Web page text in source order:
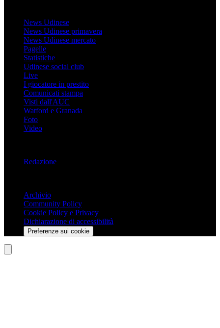
News Udinese
News Udinese primavera
News Udinese mercato
Pagelle
Statistiche
Udinese social club
Live
I giocatore in prestito
Comunicati stampa
Visti dall'AUC
Watford e Granada
Foto
Video
Redazione
Archivio
Community Policy
Cookie Policy e Privacy
Dichiarazione di accessibilità
Preferenze sui cookie